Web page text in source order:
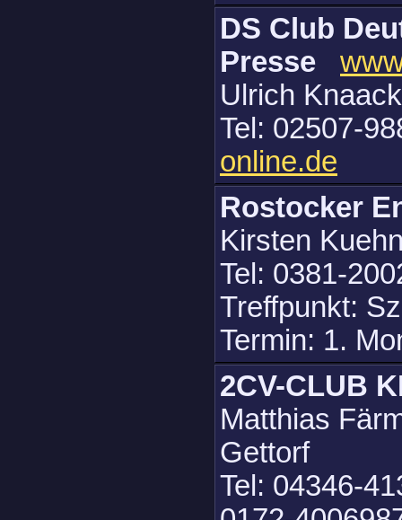
DS Club
Presse
Ulrich
Tel: 02507-
online.de
Rostocker
Kirsten
Tel: 0381-
Treffpunkt:
Termin: 1.
2CV-CLUB
Matthias
Gettorf
Tel: 04346-